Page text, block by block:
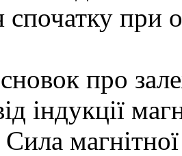
при
про
індукції
магнітної